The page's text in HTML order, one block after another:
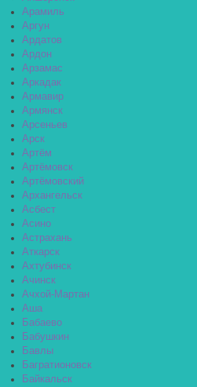
Арамиль
Аргун
Ардатов
Ардон
Арзамас
Аркадак
Армавир
Армянск
Арсеньев
Арск
Артём
Артёмовск
Артёмовский
Архангельск
Асбест
Асино
Астрахань
Аткарск
Ахтубинск
Ачинск
Ачхой-Мартан
Аша
Бабаево
Бабушкин
Бавлы
Багратионовск
Байкальск